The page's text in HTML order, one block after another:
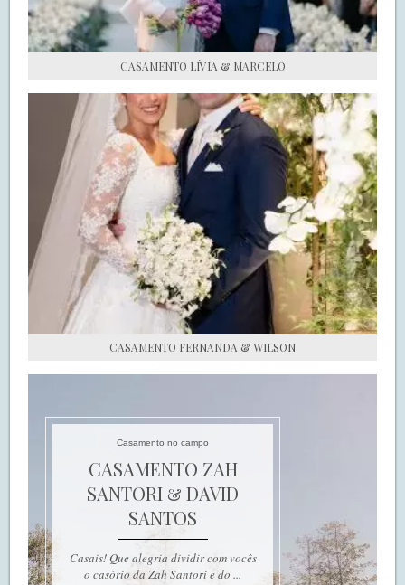
CASAMENTO LÍVIA & MARCELO
CASAMENTO FERNANDA & WILSON
Casamento no campo
CASAMENTO ZAH
SANTORI & DAVID
SANTOS
Casais! Que alegria dividir com vocês
o casório da Zah Santori e do ...